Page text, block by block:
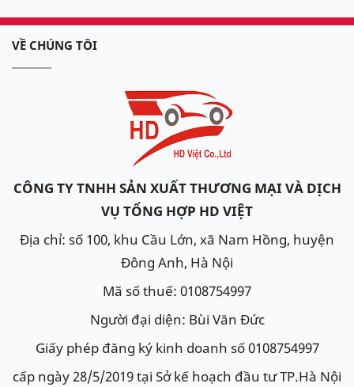
VỀ CHÚNG TÔI
CÔNG TY TNHH SẢN XUẤT THƯƠNG MẠI VÀ DỊCH
VỤ TỔNG HỢP HD VIỆT
Địa chỉ: số 100, khu Cầu Lớn, xã Nam Hồng, huyện
Đông Anh, Hà Nội
Mã số thuế: 0108754997
Người đại diện: Bùi Văn Đức
Giấy phép đăng ký kinh doanh số 0108754997
cấp ngày 28/5/2019 tại Sở kế hoạch đầu tư TP.Hà Nội